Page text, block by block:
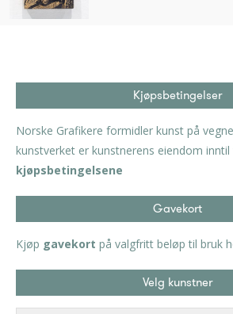
Kjøpsbetingelser
Norske Grafikere formidler kunst på
kunstverket er kunstnerens eiendom
kjøpsbetingelsene
Gavekort
Kjøp gavekort på valgfritt beløp til bruk
Velg kunstner